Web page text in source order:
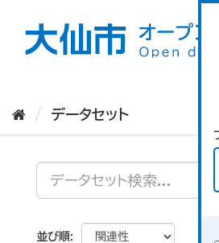
データセット
並び順